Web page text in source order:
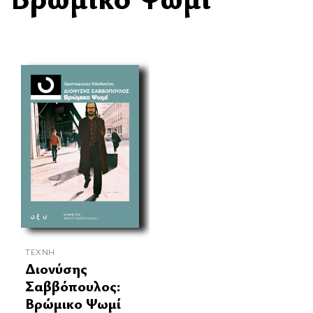
ΤΈΧΝΗ
Διονύσης
Σαββόπουλος:
Βρώμικο Ψωμί